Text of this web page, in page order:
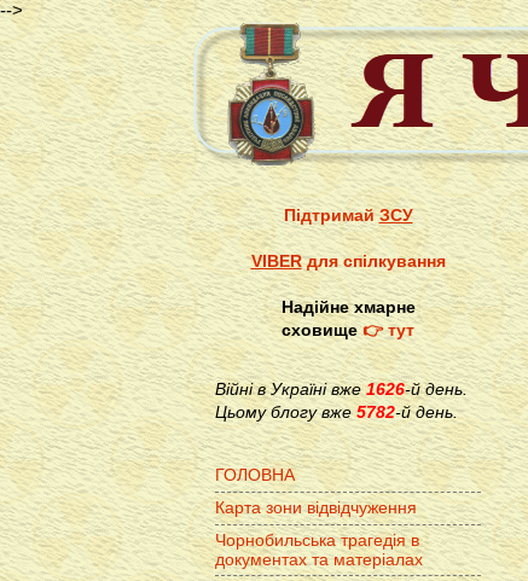
-->
ПідтримайЗСУ
VIBERдля спілкування
Надійне хмарне
сховище👉 тут
Війні в Україні вже1626-й день.
Цьому блогу вже 5782-й день.
ГОЛОВНА
Карта зони відвідчуження
Чорнобильська трагедія в
документах та матеріалах